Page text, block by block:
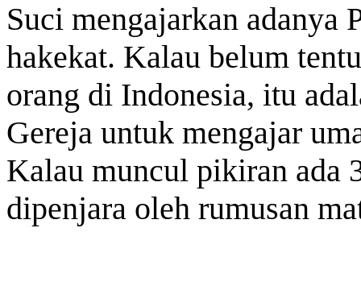
Suci mengajarkan adanya
hakekat. Kalau belum
orang di Indonesia, itu
Gereja untuk mengajar
Kalau muncul pikiran ada
dipenjara oleh rumusan